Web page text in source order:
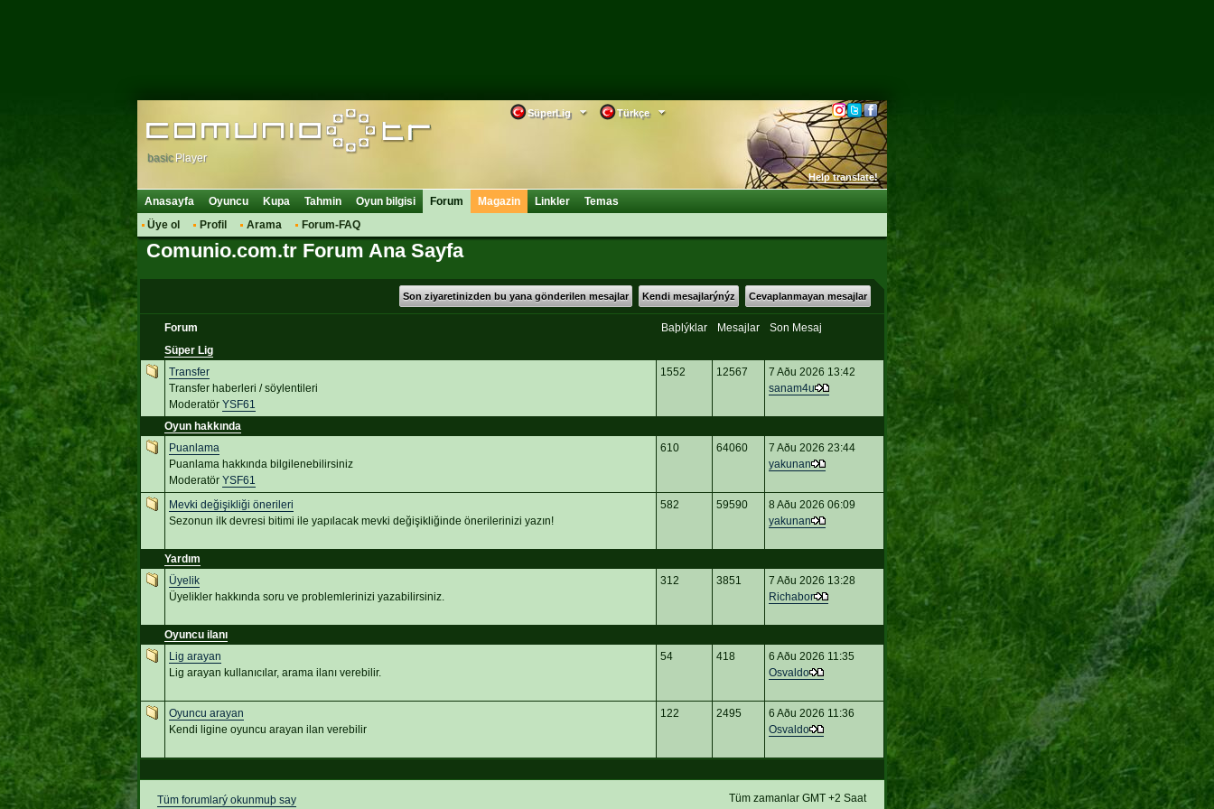
Türkçe
SüperLig
Help translate!
basic Player
Anasayfa Oyuncu Kupa Tahmin Oyun bilgisi
Forum
Üye ol
Profil Arama Forum-FAQ
Magazin Linkler Temas
Comunio.com.tr Forum Ana Sayfa
Son ziyaretinizden bu yana gönderilen mesajlar Kendi mesajlarýnýz Cevaplanmayan mesajlar
Forum Baþlýklar Mesajlar
Son Mesaj
Süper Lig
Transfer
Transfer haberleri / söylentileri
Moderatör YSF61
1552 12567
7 Aðu 2026 13:42
sanam4u
Oyun hakkında
Puanlama
Puanlama hakkında bilgilenebilirsiniz
Moderatör YSF61
610 64060
7 Aðu 2026 23:44
yakunan
Mevki değişikliği önerileri
Sezonun ilk devresi bitimi ile yapılacak mevki değişikliğinde önerilerinizi yazın!
582 59590
8 Aðu 2026 06:09
yakunan
Yardım
Üyelik
Üyelikler hakkında soru ve problemlerinizi yazabilirsiniz.
312 3851
7 Aðu 2026 13:28
Richabor
Oyuncu ilanı
Lig arayan
Lig arayan kullanıcılar, arama ilanı verebilir.
54 418
6 Aðu 2026 11:35
Osvaldo
Oyuncu arayan
Kendi ligine oyuncu arayan ilan verebilir
122 2495
6 Aðu 2026 11:36
Osvaldo
Tüm zamanlar GMT +2 Saat
Tüm forumlarý okunmuþ say